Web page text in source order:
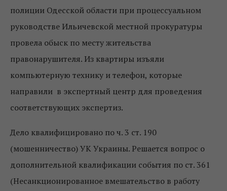
полиции Одесской области при процессуальном
руководстве Ильичевской местной прокуратуры
провела обыск по месту жительства
правонарушителя. Из квартиры изъяли
компьютерную технику и телефон, которые
направили в экспертный центр для проведения
соответствующих экспертиз.
Дело квалифицировано по ч. 3 ст. 190
(мошенничество) УК Украины. Решается вопрос о
дополнительной квалификации события по ст. 361
(Несанкционированное вмешательство в работу